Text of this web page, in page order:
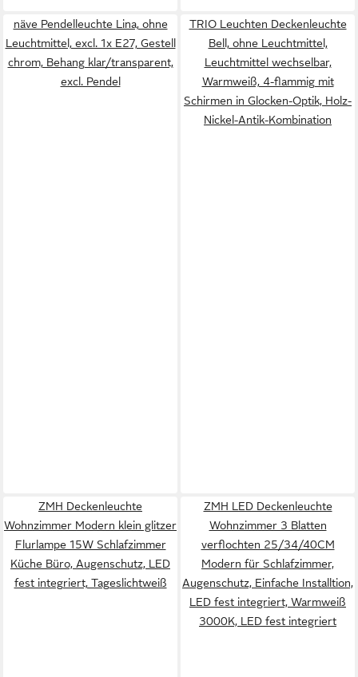
Fernbedienung
näve Pendelleuchte Lina, ohne
Leuchtmittel, excl. 1x E27, Gestell
chrom, Behang klar/transparent,
excl. Pendel
TRIO Leuchten Deckenleuchte
Bell, ohne Leuchtmittel,
Leuchtmittel wechselbar,
Warmweiß, 4-flammig mit
Schirmen in Glocken-Optik, Holz-
Nickel-Antik-Kombination
ZMH Deckenleuchte
Wohnzimmer Modern klein glitzer
Flurlampe 15W Schlafzimmer
Küche Büro, Augenschutz, LED
fest integriert, Tageslichtweiß
ZMH LED Deckenleuchte
Wohnzimmer 3 Blatten
verflochten 25/34/40CM
Modern für Schlafzimmer,
Augenschutz, Einfache Installtion,
LED fest integriert, Warmweiß
3000K, LED fest integriert